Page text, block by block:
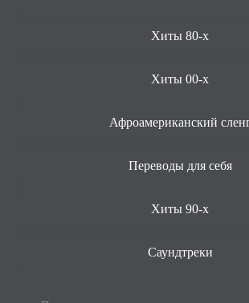
Хиты 80-х
Хиты 00-х
Афроамериканский
Переводы для себя
Хиты 90-х
Саундтреки